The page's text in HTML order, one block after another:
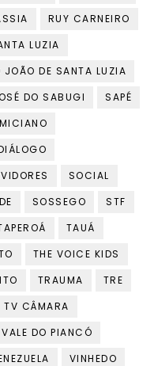
RUY CARNEIRO
LUZIA
JOÃO DE SANTA LUZIA
DO SABUGI
SAPÉ
SOCIAL
SOSSEGO
STF
TAUÁ
THE VOICE KIDS
TRAUMA
TRE
TV CÂMARA
VALE DO PIANCÓ
VINHEDO